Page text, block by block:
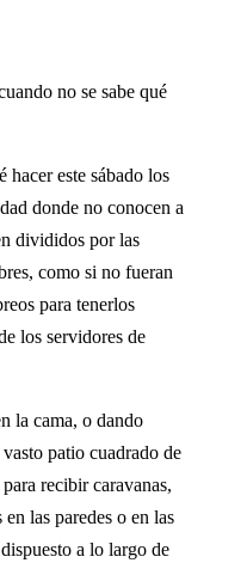
no se sabe qué
hacer este sábado los
donde no conocen a
divididos por las
como si no fueran
para tenerlos
los servidores de
la cama, o dando
patio cuadrado de
recibir caravanas,
las paredes o en las
a lo largo de